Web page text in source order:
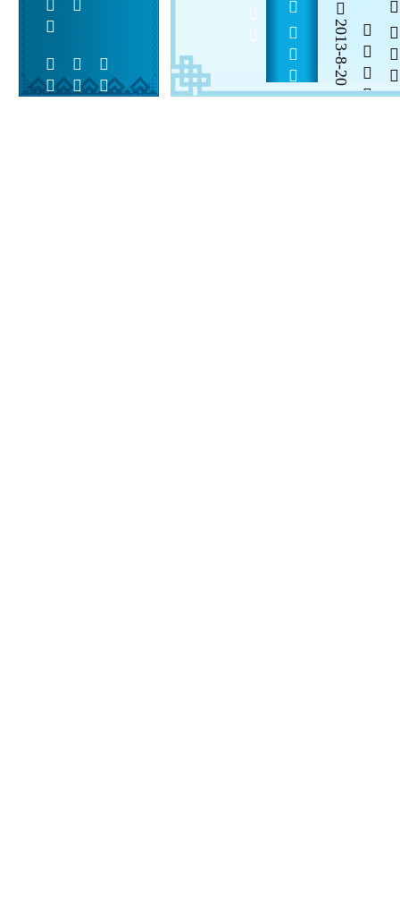
         23    2013-8-20